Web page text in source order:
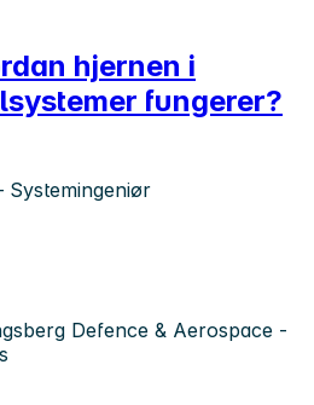
hjernen i
fungerer?
Systemingeniør
Defence & Aerospace -